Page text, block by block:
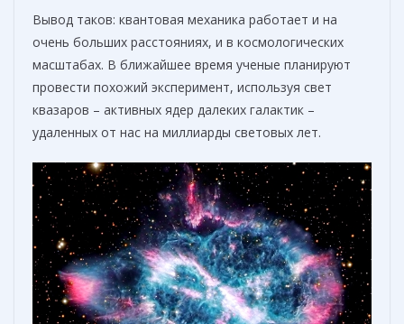
Вывод таков: квантовая механика работает и на
очень больших расстояниях, и в космологических
масштабах. В ближайшее время ученые планируют
провести похожий эксперимент, используя свет
квазаров – активных ядер далеких галактик –
удаленных от нас на миллиарды световых лет.